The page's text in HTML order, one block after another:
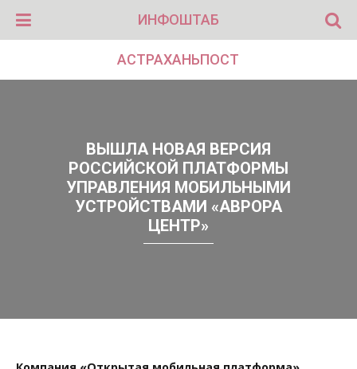
ИНФОШТАБ
АСТРАХАНЬПОСТ
ВЫШЛА НОВАЯ ВЕРСИЯ
РОССИЙСКОЙ ПЛАТФОРМЫ
УПРАВЛЕНИЯ МОБИЛЬНЫМИ
УСТРОЙСТВАМИ «АВРОРА
ЦЕНТР»